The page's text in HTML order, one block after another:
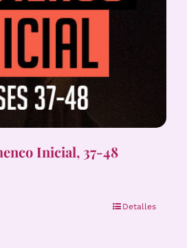
Inicial, 37-48
Detalles